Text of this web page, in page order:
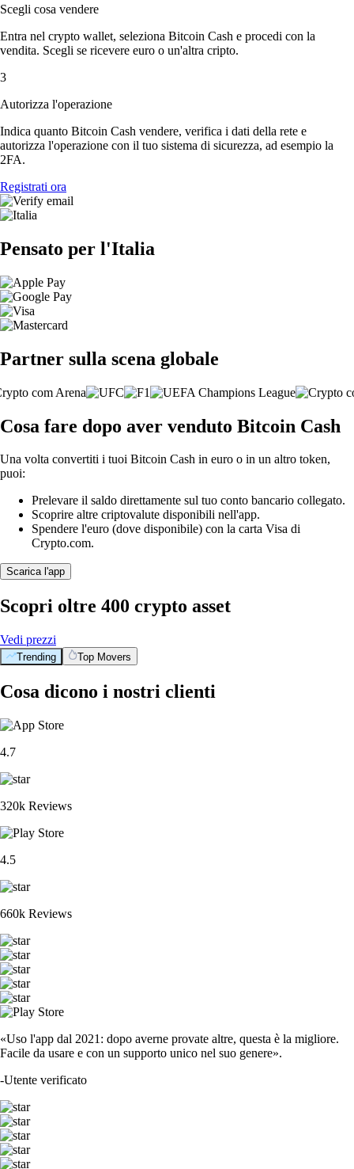
Scegli cosa vendere
Entra nel crypto wallet, seleziona Bitcoin Cash e procedi con la
vendita. Scegli se ricevere euro o un'altra cripto.
3
Autorizza l'operazione
Indica quanto Bitcoin Cash vendere, verifica i dati della rete e
autorizza l'operazione con il tuo sistema di sicurezza, ad esempio la
2FA.
Registrati ora
Pensato per l'Italia
Partner sulla scena globale
Cosa fare dopo aver venduto Bitcoin Cash
Una volta convertiti i tuoi Bitcoin Cash in euro o in un altro token,
puoi:
Prelevare il saldo direttamente sul tuo conto bancario collegato.
Scoprire altre criptovalute disponibili nell'app.
Spendere l'euro (dove disponibile) con la carta Visa di
Crypto.com.
Scarica l'app
Scopri oltre 400 crypto asset
Vedi prezzi
Trending Top Movers
Cosa dicono i nostri clienti
4.7
320k Reviews
4.5
660k Reviews
«Uso l'app dal 2021: dopo averne provate altre, questa è la migliore.
Facile da usare e con un supporto unico nel suo genere».
-Utente verificato